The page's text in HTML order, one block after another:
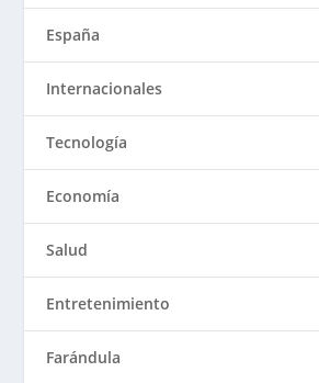
España
Internacionales
Tecnología
Economía
Salud
Entretenimiento
Farándula